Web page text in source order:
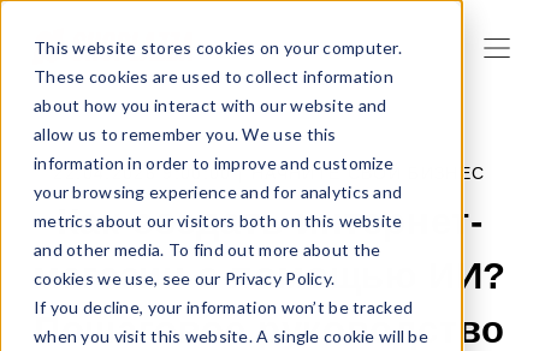
This website stores cookies on your computer.
These cookies are used to collect information
about how you interact with our website and
allow us to remember you. We use this
information in order to improve and customize
your browsing experience and for analytics and
metrics about our visitors both on this website
and other media. To find out more about the
cookies we use, see our Privacy Policy.
If you decline, your information won’t be tracked
when you visit this website. A single cookie will be
22.04.2026 9:00:00 |НАЧНИТЕ СВОЙ БИЗНЕС
Как создать интернет-
магазин с помощью ИИ?
Пошаговое руководство